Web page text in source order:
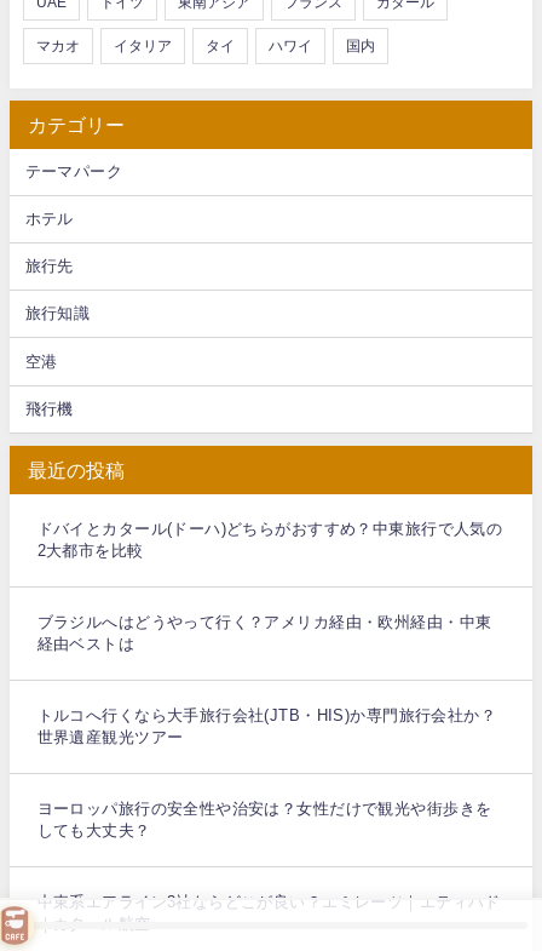
マカオ イタリア タイ ハワイ 国内
カテゴリー
テーマパーク
ホテル
旅行先
旅行知識
空港
飛行機
最近の投稿
ドバイとカタール(ドーハ)どちらがおすすめ？中東旅行で人気の
2大都市を比較
ブラジルへはどうやって行く？アメリカ経由・欧州経由・中東
経由ベストは
トルコへ行くなら大手旅行会社(JTB・HIS)か専門旅行会社か？
世界遺産観光ツアー
ヨーロッパ旅行の安全性や治安は？女性だけで観光や街歩きを
しても大丈夫？
中東系エアライン3社ならどこが良い？エミレーツ｜エティハド
｜カタール航空